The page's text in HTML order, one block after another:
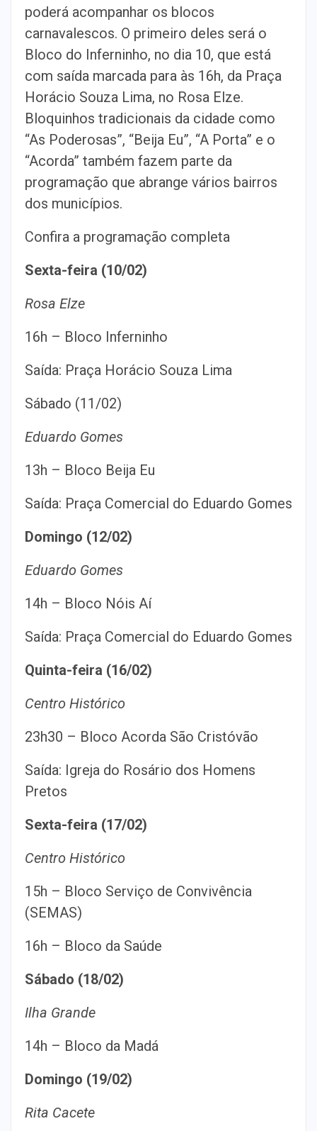
poderá acompanhar os blocos
carnavalescos. O primeiro deles será o
Bloco do Inferninho, no dia 10, que está
com saída marcada para às 16h, da Praça
Horácio Souza Lima, no Rosa Elze.
Bloquinhos tradicionais da cidade como
“As Poderosas”, “Beija Eu”, “A Porta” e o
“Acorda” também fazem parte da
programação que abrange vários bairros
dos municípios.
Confira a programação completa
Sexta-feira (10/02)
Rosa Elze
16h – Bloco Inferninho
Saída: Praça Horácio Souza Lima
Sábado (11/02)
Eduardo Gomes
13h – Bloco Beija Eu
Saída: Praça Comercial do Eduardo Gomes
Domingo (12/02)
Eduardo Gomes
14h – Bloco Nóis Aí
Saída: Praça Comercial do Eduardo Gomes
Quinta-feira (16/02)
Centro Histórico
23h30 – Bloco Acorda São Cristóvão
Saída: Igreja do Rosário dos Homens
Pretos
Sexta-feira (17/02)
Centro Histórico
15h – Bloco Serviço de Convivência
(SEMAS)
16h – Bloco da Saúde
Sábado (18/02)
Ilha Grande
14h – Bloco da Madá
Domingo (19/02)
Rita Cacete